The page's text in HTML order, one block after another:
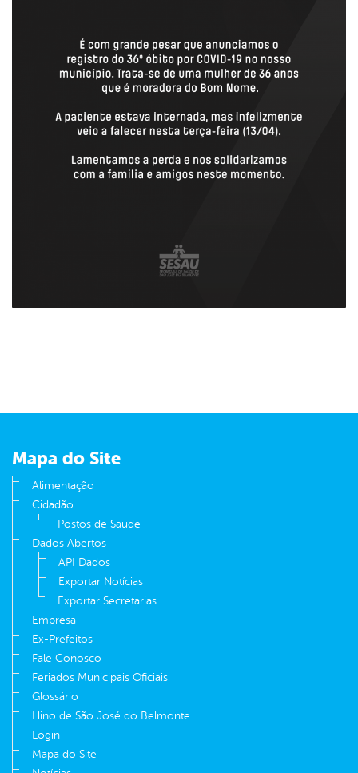
Mapa do Site
Alimentação
Cidadão
Postos de Saude
Dados Abertos
API Dados
Exportar Notícias
Exportar Secretarias
Empresa
Ex-Prefeitos
Fale Conosco
Feriados Municipais Oficiais
Glossário
Hino de São José do Belmonte
Login
Mapa do Site